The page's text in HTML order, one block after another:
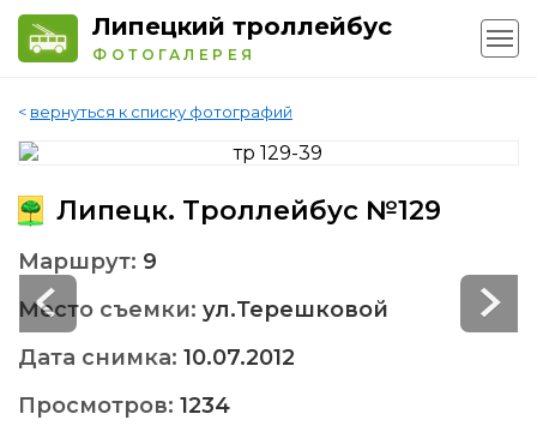
Липецкий троллейбус
ФОТОГАЛЕРЕЯ
< вернуться к списку фотографий
Липецк. Троллейбус №129
Маршрут: 9
Место съемки: ул.Терешковой
Дата снимка: 10.07.2012
Просмотров: 1234